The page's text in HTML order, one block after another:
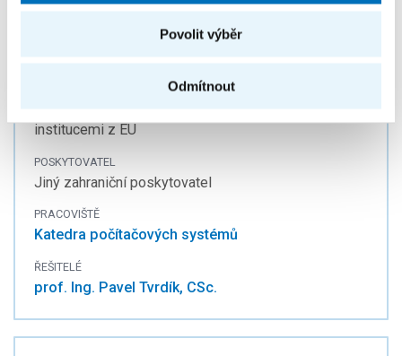
Povolit výběr
Odmítnout
ukládání a načítání rozsáhlých řídkých
institucemi z EU
POSKYTOVATEL
Jiný zahraniční poskytovatel
PRACOVIŠTĚ
Katedra počítačových systémů
ŘEŠITELÉ
prof. Ing. Pavel Tvrdík, CSc.